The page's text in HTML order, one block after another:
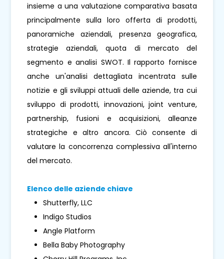
insieme a una valutazione comparativa basata
principalmente sulla loro offerta di prodotti,
panoramiche aziendali, presenza geografica,
strategie aziendali, quota di mercato del
segmento e analisi SWOT. Il rapporto fornisce
anche un'analisi dettagliata incentrata sulle
notizie e gli sviluppi attuali delle aziende, tra cui
sviluppo di prodotti, innovazioni, joint venture,
partnership, fusioni e acquisizioni, alleanze
strategiche e altro ancora. Ciò consente di
valutare la concorrenza complessiva all'interno
del mercato.
Elenco delle aziende chiave
Shutterfly, LLC
Indigo Studios
Angle Platform
Bella Baby Photography